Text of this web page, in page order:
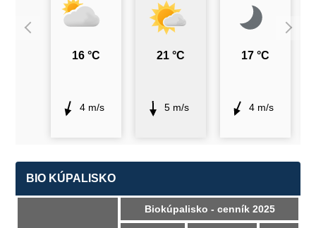
16 °C
4 m/s
21 °C
5 m/s
17 °C
4 m/s
BIO KÚPALISKO
Biokúpalisko - cenník 2025